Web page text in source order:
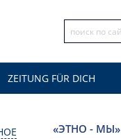
ZEITUNG FÜR DICH
«ЭТНО - МЫ»